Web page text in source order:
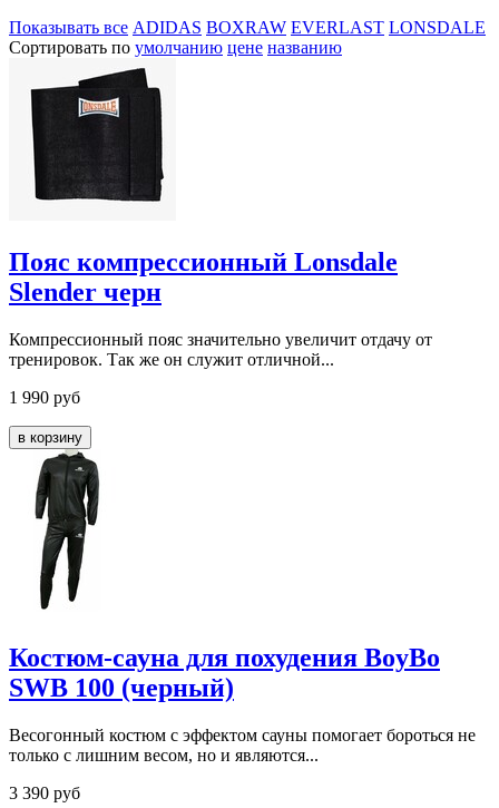
Показывать все ADIDAS BOXRAW EVERLAST LONSDALE
Сортировать по умолчанию цене названию
Пояс компрессионный Lonsdale
Slender черн
Компрессионный пояс значительно увеличит отдачу от
тренировок. Так же он служит отличной...
1 990 руб
Костюм-сауна для похудения BoyBo
SWB 100 (черный)
Весогонный костюм с эффектом сауны помогает бороться не
только с лишним весом, но и являются...
3 390 руб